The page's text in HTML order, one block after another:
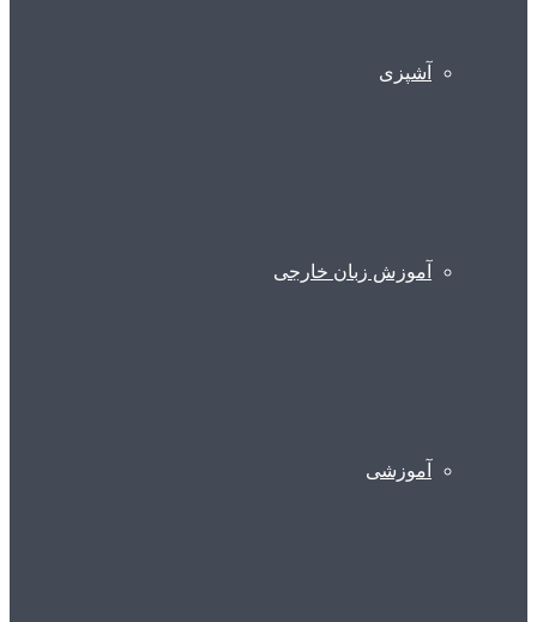
آشپزی
آموزش زبان خارجی
آموزشی